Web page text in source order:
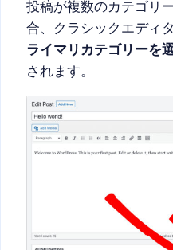
投稿が複数のカテゴリ
合、クラシックエディ
ライマリカテゴリーを
されます。